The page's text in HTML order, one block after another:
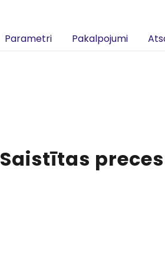
Parametri Pakalpojumi
Saistītas preces